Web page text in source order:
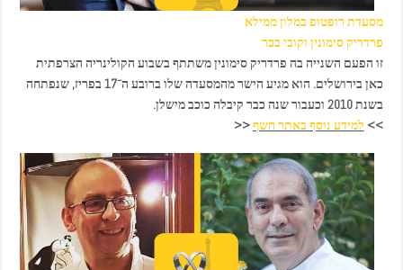
מסעדת רופטופ במלון ממילא
פרדריק סימונין וקובי בכר
זו הפעם השנייה בה פרדריק סימונין משתתף בשבוע הקולינריה הצרפתית
כאן בירושלים. הוא מגיע הישר מהמסעדה שלו ברובע ה־17 בפריז, שנפתחה
בשנת 2010 וכעבור שנה כבר קיבלה כוכב מישלן.
>> למידע נוסף באתר השף<<